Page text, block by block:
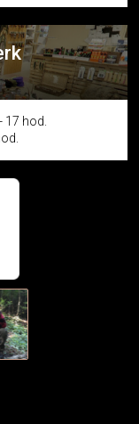
17 hod.